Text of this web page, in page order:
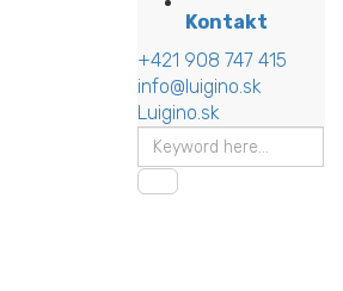
Kontakt
+421 908 747 415
info@luigino.sk
Luigino.sk